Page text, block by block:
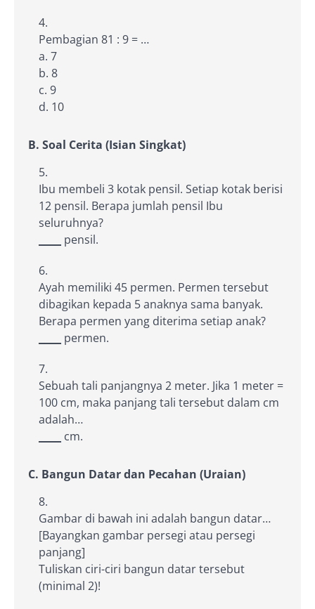
Pembagian 81 : 9 = …
a. 7
b. 8
c. 9
d. 10
B. Soal Cerita (Isian Singkat)
Ibu membeli 3 kotak pensil. Setiap kotak berisi
12 pensil. Berapa jumlah pensil Ibu
seluruhnya?
pensil.
Ayah memiliki 45 permen. Permen tersebut
dibagikan kepada 5 anaknya sama banyak.
Berapa permen yang diterima setiap anak?
permen.
Sebuah tali panjangnya 2 meter. Jika 1 meter =
100 cm, maka panjang tali tersebut dalam cm
adalah…
cm.
C. Bangun Datar dan Pecahan (Uraian)
Gambar di bawah ini adalah bangun datar…
[Bayangkan gambar persegi atau persegi
panjang]
Tuliskan ciri-ciri bangun datar tersebut
(minimal 2)!